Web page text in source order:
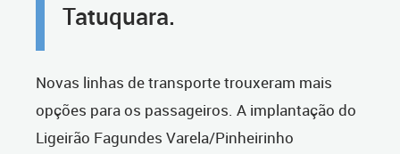
Tatuquara.
Novas linhas de transporte trouxeram mais
opções para os passageiros. A implantação do
Ligeirão Fagundes Varela/Pinheirinho